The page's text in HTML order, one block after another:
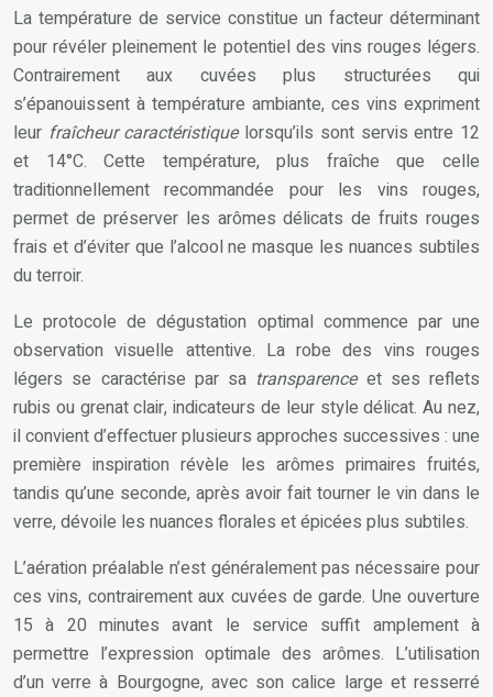
La température de service constitue un facteur déterminant
pour révéler pleinement le potentiel des vins rouges légers.
Contrairement aux cuvées plus structurées qui
s’épanouissent à température ambiante, ces vins expriment
leur fraîcheur caractéristique lorsqu’ils sont servis entre 12
et 14°C. Cette température, plus fraîche que celle
traditionnellement recommandée pour les vins rouges,
permet de préserver les arômes délicats de fruits rouges
frais et d’éviter que l’alcool ne masque les nuances subtiles
du terroir.
Le protocole de dégustation optimal commence par une
observation visuelle attentive. La robe des vins rouges
légers se caractérise par sa transparence et ses reflets
rubis ou grenat clair, indicateurs de leur style délicat. Au nez,
il convient d’effectuer plusieurs approches successives : une
première inspiration révèle les arômes primaires fruités,
tandis qu’une seconde, après avoir fait tourner le vin dans le
verre, dévoile les nuances florales et épicées plus subtiles.
L’aération préalable n’est généralement pas nécessaire pour
ces vins, contrairement aux cuvées de garde. Une ouverture
15 à 20 minutes avant le service suffit amplement à
permettre l’expression optimale des arômes. L’utilisation
d’un verre à Bourgogne, avec son calice large et resserré